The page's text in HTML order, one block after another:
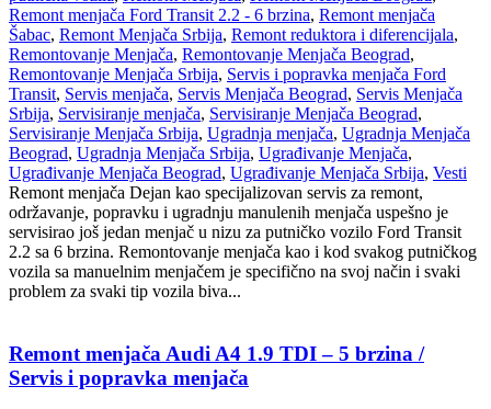
Remont menjača Ford Transit 2.2 - 6 brzina, Remont menjača
Šabac, Remont Menjača Srbija, Remont reduktora i diferencijala,
Remontovanje Menjača, Remontovanje Menjača Beograd,
Remontovanje Menjača Srbija, Servis i popravka menjača Ford
Transit, Servis menjača, Servis Menjača Beograd, Servis Menjača
Srbija, Servisiranje menjača, Servisiranje Menjača Beograd,
Servisiranje Menjača Srbija, Ugradnja menjača, Ugradnja Menjača
Beograd, Ugradnja Menjača Srbija, Ugrađivanje Menjača,
Ugrađivanje Menjača Beograd, Ugrađivanje Menjača Srbija, Vesti
Remont menjača Dejan kao specijalizovan servis za remont,
održavanje, popravku i ugradnju manulenih menjača uspešno je
servisirao još jedan menjač u nizu za putničko vozilo Ford Transit
2.2 sa 6 brzina. Remontovanje menjača kao i kod svakog putničkog
vozila sa manuelnim menjačem je specifično na svoj način i svaki
problem za svaki tip vozila biva...
Remont menjača Audi A4 1.9 TDI – 5 brzina /
Servis i popravka menjača